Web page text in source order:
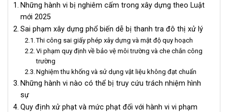
Những hành vi bị nghiêm cấm trong xây dựng theo Luật
mới 2025
Sai phạm xây dựng phổ biến dễ bị thanh tra đô thị xử lý
Thi công sai giấy phép xây dựng và mật độ quy hoạch
Vi phạm quy định về bảo vệ môi trường và che chắn công
trường
Nghiệm thu khống và sử dụng vật liệu không đạt chuẩn
Những hành vi nào có thể bị truy cứu trách nhiệm hình
sự
Quy định xử phạt và mức phạt đối với hành vi vi phạm